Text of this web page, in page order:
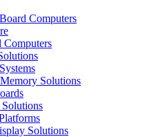
Computers
Computers
Solutions
Solutions